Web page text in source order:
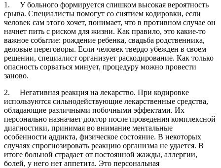
1. У больного формируется слишком высокая вероятность
срыва. Специалисты помогут со снятием кодировки, если
человек сам этого хочет, понимает, что в противном случае он
начнет пить с риском для жизни. Как правило, это какие-то
важное событие: рождение ребенка, свадьба родственника,
деловые переговоры. Если человек твердо убежден в своем
решении, специалист организует раскодирование. Как только
опасность сорваться минует, процедуру можно провести
заново.
2. Негативная реакция на лекарство. При кодировке
используются сильнодействующие лекарственные средства,
обладающие различными побочными эффектами. Их
персонально назначает доктор после проведения комплексной
диагностики, принимая во внимание ментальные
особенности аддикта, физическое состояние. В некоторых
случаях спрогнозировать реакцию организма не удается. В
итоге больной страдает от постоянной жажды, аллергии,
болей, у него нет аппетита. Это персональная